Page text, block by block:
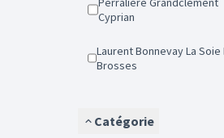
Cyprian
Laurent Bonnevay La Soie Les
Brosses
Catégorie